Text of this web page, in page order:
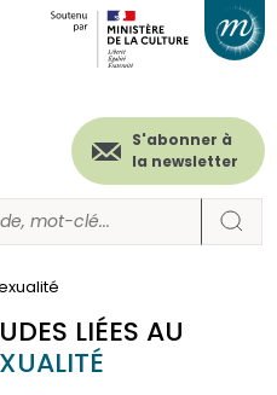
S'abonner à
la newsletter
LIÉES AU